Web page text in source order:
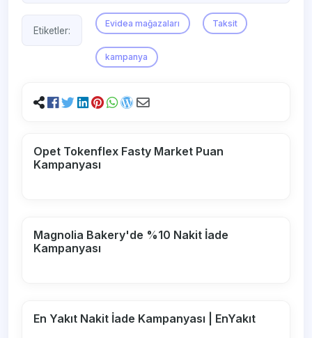
Etiketler:
Evidea mağazaları Taksit
kampanya
Opet Tokenflex Fasty Market Puan
Kampanyası
Magnolia Bakery'de %10 Nakit İade
Kampanyası
En Yakıt Nakit İade Kampanyası | EnYakıt